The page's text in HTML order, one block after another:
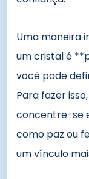
Uma maneira
um cristal é
você pode
Para fazer
concentre-se
como paz ou
um vínculo